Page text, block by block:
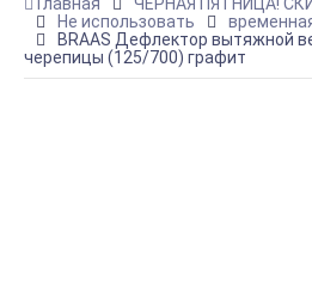
Не использовать
BRAAS Дефлектор вытяжной
черепицы (125/700) графит